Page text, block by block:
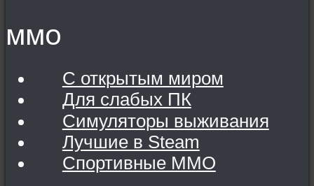
MMO
С открытым миром
Для слабых ПК
Симуляторы выживания
Лучшие в Steam
Спортивные MMO